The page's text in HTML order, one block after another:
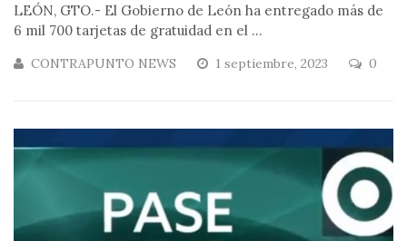
LEÓN, GTO.- El Gobierno de León ha entregado más de
6 mil 700 tarjetas de gratuidad en el ...
CONTRAPUNTO NEWS 1 septiembre, 2023 0